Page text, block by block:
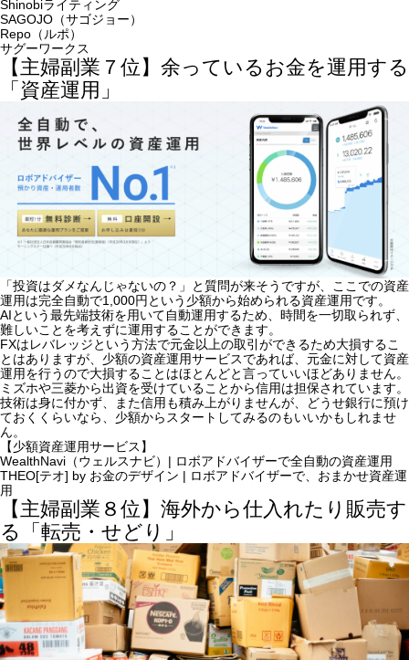
Shinobiライティング
SAGOJO（サゴジョー）
Repo（ルポ）
サグーワークス
【主婦副業７位】余っているお金を運用する
「資産運用」
「投資はダメなんじゃないの？」
と質問が来そうですが、ここでの資産
運用は完全自動で1,000円という少額から始められる資産運用です。
AIという最先端技術を用いて自動運用するため、時間を一切取られず、
難しいことを考えずに運用することができます。
FXはレバレッジという方法で元金以上の取引ができるため大損するこ
とはありますが、少額の資産運用サービスであれば、元金に対して資産
運用を行うので大損することはほとんどと言っていいほどありません。
ミズホや三菱から出資を受けていることから信用は担保されています。
技術は身に付かず、また信用も積み上がりませんが、どうせ銀行に預け
ておくくらいなら、少額からスタートしてみるのもいいかもしれませ
ん。
【少額資産運用サービス】
WealthNavi（ウェルスナビ）| ロボアドバイザーで全自動の資産運用
THEO[テオ] by お金のデザイン | ロボアドバイザーで、おまかせ資産運
用
【主婦副業８位】海外から仕入れたり販売す
る「転売・せどり」